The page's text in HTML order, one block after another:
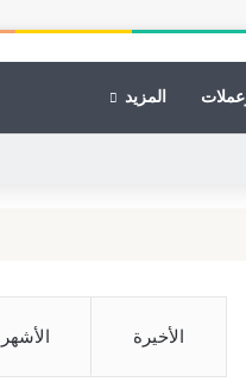
المزيد
الأخيرة الأشهر